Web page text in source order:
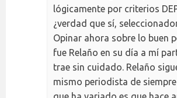
lógicamente por criterios
¿verdad que sí,
Opinar ahora sobre lo buen
fue Relaño en su día a mí
trae sin cuidado. Relaño
mismo periodista de